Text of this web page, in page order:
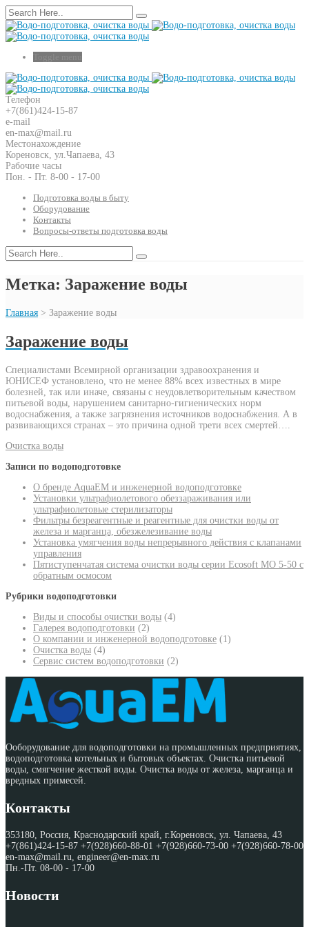
Телефон
+7(861)424-15-87
e-mail
en-max@mail.ru
Местонахождение
Кореновск, ул.Чапаева, 43
Рабочие часы
Пон. - Пт. 8-00 - 17-00
Подготовка воды в быту
Оборудование
Контакты
Вопросы-ответы подготовка воды
Метка: Заражение воды
Главная > Заражение воды
Заражение воды
Специалистами Всемирной организации здравоохранения и
ЮНИСЕФ установлено, что не менее 88% всех известных в мире
болезней, так или иначе, связаны с неудовлетворительным качеством
питьевой воды, нарушением санитарно-гигиенических норм
водоснабжения, а также загрязнения источников водоснабжения. А в
развивающихся странах – это причина одной трети всех смертей….
Очистка воды
Записи по водоподготовке
О бренде AquaEM и инженерной водоподготовке
Установки ультрафиолетового обеззараживания или
ультрафиолетовые стерилизаторы
Фильтры безреагентные и реагентные для очистки воды от
железа и марганца, обезжелезивание воды
Установка умягчения воды непрерывного действия с клапанами
управления
Пятиступенчатая система очистки воды серии Ecosoft MO 5-50 с
обратным осмосом
Рубрики водоподготовки
Виды и способы очистки воды (4)
Галерея водоподготовки (2)
О компании и инженерной водоподготовке (1)
Очистка воды (4)
Сервис систем водоподготовки (2)
Ооборудование для водоподготовки на промышленных предприятиях,
водоподготовка котельных и бытовых объектах. Очистка питьевой
воды, смягчение жесткой воды. Очистка воды от железа, марганца и
вредных примесей.
Контакты
353180, Россия, Краснодарский край, г.Кореновск, ул. Чапаева, 43
+7(861)424-15-87 +7(928)660-88-01 +7(928)660-73-00 +7(928)660-78-00
en-max@mail.ru, engineer@en-max.ru
Пн.-Пт. 08-00 - 17-00
Новости